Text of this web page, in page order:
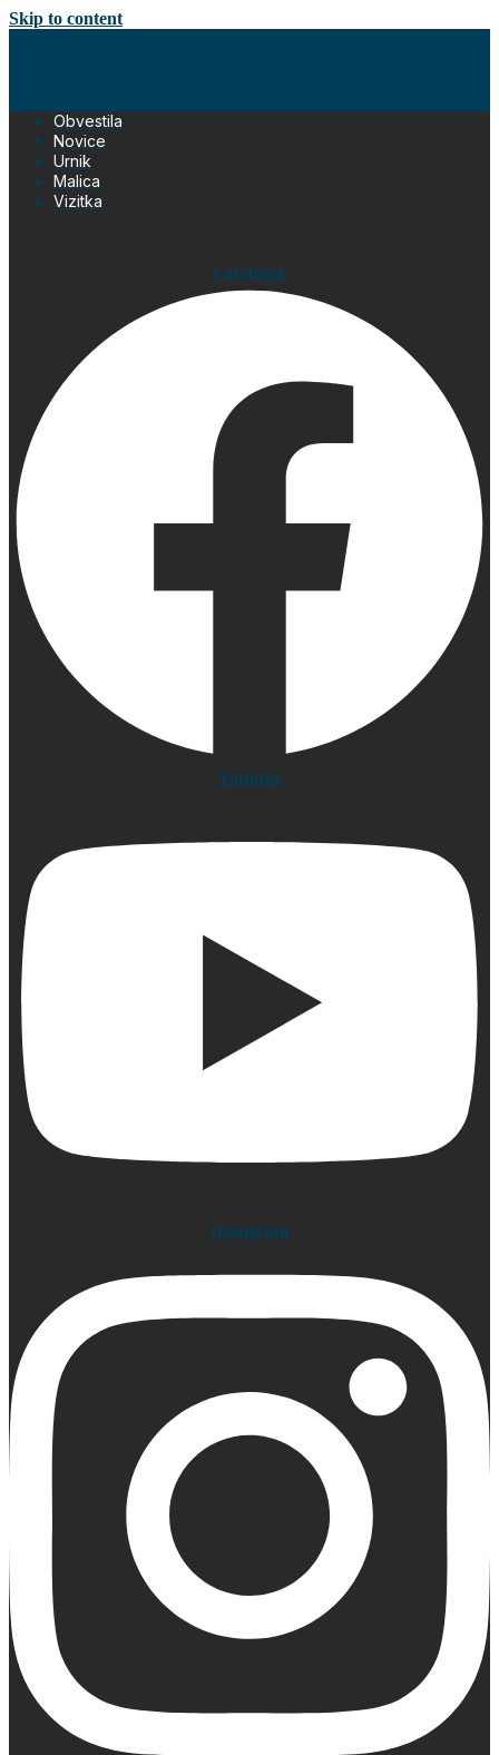
Skip to content
Obvestila
Novice
Urnik
Malica
Vizitka
Facebook
Youtube
Instagram